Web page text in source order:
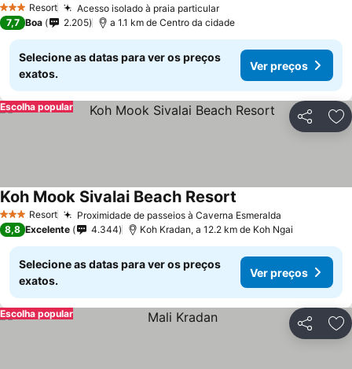
3 EstrelasResort Acesso isolado à praia particular
7,7 Boa 2.205 a 1.1 km de Centro da cidade
Selecione as datas para ver os preços
exatos.
Ver preços
Partilhar
Escolha popular
3 EstrelasResort Proximidade de passeios à Caverna Esmeralda
Koh Mook Sivalai Beach Resort
8,8 Excelente 4.344 Koh Kradan, a 12.2 km de Koh Ngai
Selecione as datas para ver os preços
exatos.
Ver preços
Partilhar
Escolha popular